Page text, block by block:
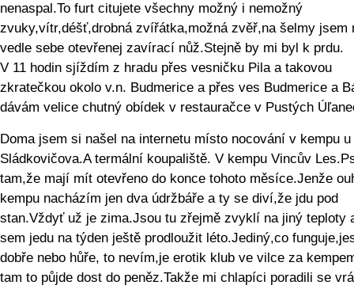
nenaspal.To furt citujete všechny možný i nemožný
zvuky,vítr,déšť,drobná zvířátka,možná zvěř,na šelmy jsem
vedle sebe otevřenej zavírací nůž.Stejně by mi byl k prdu.
V 11 hodin sjíždím z hradu přes vesničku Pila a takovou
zkratečkou okolo v.n. Budmerice a přes ves Budmerice a
dávám velice chutný obídek v restauračce v Pustých
Doma jsem si našel na internetu místo nocování v kempu u
Sládkovičova.A termální koupaliště. V kempu Vincův
tam,že mají mít otevřeno do konce tohoto měsíce.Jenže
kempu nacházím jen dva údržbáře a ty se diví,že jdu pod
stan.Vždyť už je zima.Jsou tu zřejmě zvyklí na jiný teploty
sem jedu na týden ještě prodloužit léto.Jediný,co
dobře nebo hůře, to nevím,je erotik klub ve vilce za
tam to půjde dost do peněz.Takže mi chlapíci poradili se